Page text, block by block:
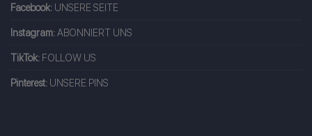
Facebook: UNSERE SEITE
Instagram:ABONNIERT UNS
TikTok: FOLLOW US
Pinterest: UNSERE PINS